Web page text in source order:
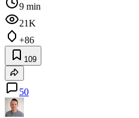
9 min
21K
+86
109
50